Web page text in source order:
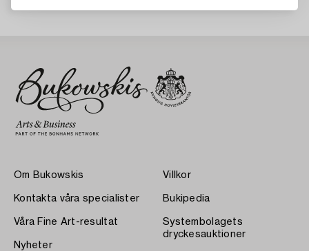
Om Bukowskis
Kontakta våra specialister
Våra Fine Art-resultat
Nyheter
Villkor
Bukipedia
Systembolagets
dryckesauktioner